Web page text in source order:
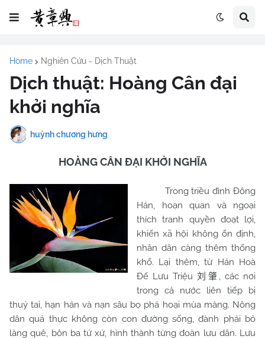
Home Nghiên Cứu - Dịch Thuật
Dịch thuật: Hoàng Cân đại
khởi nghĩa
huỳnh chương hưng
HOÀNG CÂN ĐẠI KHỞI NGHĨA
Trong triều đình Đông
Hán, hoạn quan và ngoại
thích tranh quyền đoạt lợi,
khiến xã hội không ổn định,
nhân dân càng thêm thống
khổ. Lại thêm, từ Hán Hoà
Đế Lưu Triệu刘肇 , các nơi
trong cả nước liên tiếp bị
thuỷ tai, hạn hán và nạn sâu bọ phá hoại mùa màng. Nông
dân quả thực không còn con đường sống, đành phải bỏ
làng quê, bôn ba tứ xứ, hình thành từng đoàn lưu dân. Lưu